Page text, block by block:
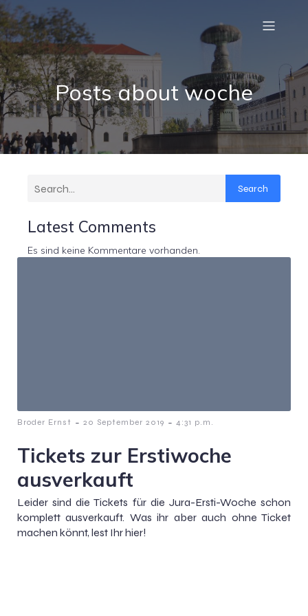
Posts about woche
Search
Latest Comments
Es sind keine Kommentare vorhanden.
Broder Ernst - 20 September 2019 - 4:31 p.m.
Tickets zur Erstiwoche
ausverkauft
Leider sind die Tickets für die Jura-Ersti-Woche schon
komplett ausverkauft. Was ihr aber auch ohne Ticket
machen könnt, lest Ihr hier!